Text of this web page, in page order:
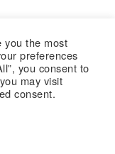
you the most
preferences
you consent to
may visit
consent.